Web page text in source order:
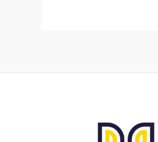
Indonesia